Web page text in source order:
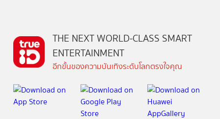
THE NEXT WORLD-CLASS SMART
ENTERTAINMENT
อีกขั้นของความบันเทิงระดับโลกตรงใจคุณ